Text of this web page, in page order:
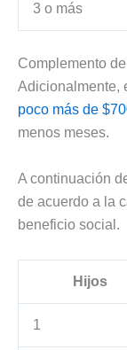
3 o más
Complemento
Adicionalmente,
poco más de
menos meses.
A continuación
de acuerdo a la
beneficio social.
Hijos
1